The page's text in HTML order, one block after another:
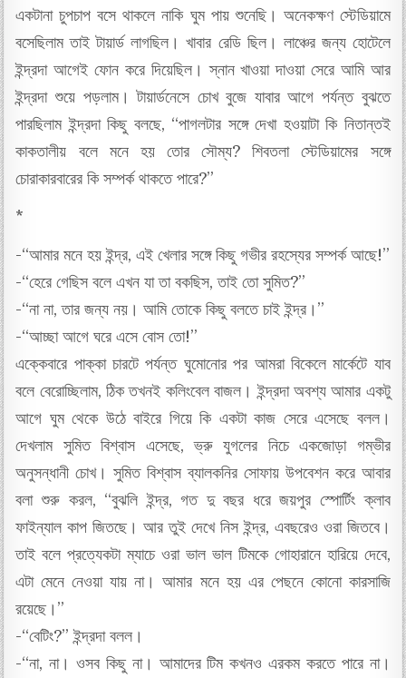
একটানা চুপচাপ বসে থাকলে নাকি ঘুম পায় শুনেছি। অনেকক্ষণ স্টেডিয়ামে
বসেছিলাম তাই টায়ার্ড লাগছিল। খাবার রেডি ছিল। লাঞ্চের জন্য হোটেলে
ইন্দ্রদা আগেই ফোন করে দিয়েছিল। স্নান খাওয়া দাওয়া সেরে আমি আর
ইন্দ্রদা শুয়ে পড়লাম। টায়ার্ডনেসে চোখ বুজে যাবার আগে পর্যন্ত বুঝতে
পারছিলাম ইন্দ্রদা কিছু বলছে, “পাগলটার সঙ্গে দেখা হওয়াটা কি নিতান্তই
কাকতালীয় বলে মনে হয় তোর সৌম্য? শিবতলা স্টেডিয়ামের সঙ্গে
চোরাকারবারের কি সম্পর্ক থাকতে পারে?”
*
-“আমার মনে হয় ইন্দ্র, এই খেলার সঙ্গে কিছু গভীর রহস্যের সম্পর্ক আছে!”
-“হেরে গেছিস বলে এখন যা তা বকছিস, তাই তো সুমিত?”
-“না না, তার জন্য নয়। আমি তোকে কিছু বলতে চাই ইন্দ্র।”
-“আচ্ছা আগে ঘরে এসে বোস তো!”
এক্কেবারে পাক্কা চারটে পর্যন্ত ঘুমোনোর পর আমরা বিকেলে মার্কেটে যাব
বলে বেরোচ্ছিলাম, ঠিক তখনই কলিংবেল বাজল। ইন্দ্রদা অবশ্য আমার একটু
আগে ঘুম থেকে উঠে বাইরে গিয়ে কি একটা কাজ সেরে এসেছে বলল।
দেখলাম সুমিত বিশ্বাস এসেছে, ভ্রু যুগলের নিচে একজোড়া গম্ভীর
অনুসন্ধানী চোখ। সুমিত বিশ্বাস ব্যালকনির সোফায় উপবেশন করে আবার
বলা শুরু করল, “বুঝলি ইন্দ্র, গত দু বছর ধরে জয়পুর স্পোর্টিং ক্লাব
ফাইন্যাল কাপ জিতছে। আর তুই দেখে নিস ইন্দ্র, এবছরেও ওরা জিতবে।
তাই বলে প্রত্যেকটা ম্যাচে ওরা ভাল ভাল টিমকে গোহারানে হারিয়ে দেবে,
এটা মেনে নেওয়া যায় না। আমার মনে হয় এর পেছনে কোনো কারসাজি
রয়েছে।”
-“বেটিং?” ইন্দ্রদা বলল।
-“না, না। ওসব কিছু না। আমাদের টিম কখনও এরকম করতে পারে না।